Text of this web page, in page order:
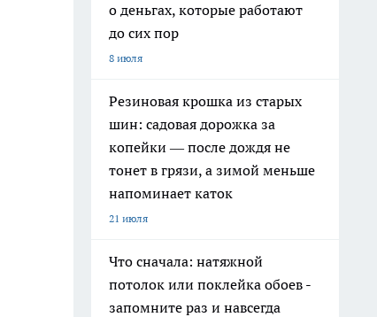
о деньгах, которые работают
до сих пор
8 июля
Резиновая крошка из старых
шин: садовая дорожка за
копейки — после дождя не
тонет в грязи, а зимой меньше
напоминает каток
21 июля
Что сначала: натяжной
потолок или поклейка обоев -
запомните раз и навсегда